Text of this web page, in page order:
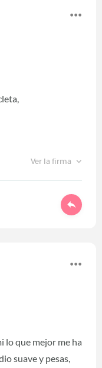
Ver la firma
lo que mejor me ha
suave y pesas,